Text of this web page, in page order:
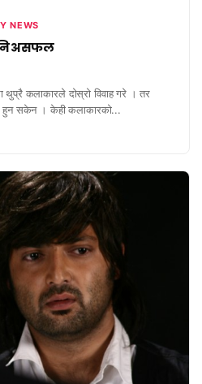
NEWS
असफल
थुप्रै कलाकारले दोस्रो विवाह गरे । तर
हुन सकेन । केही कलाकारको...